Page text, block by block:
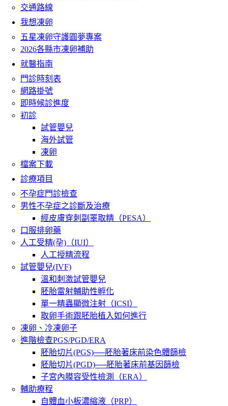
交通路線
我想凍卵
五星凍卵守護圓夢專案
2026各縣市凍卵補助
就醫指南
門診時刻表
網路掛號
即時候診進度
初診
試管嬰兒
海外試管
凍卵
檔案下載
診療項目
不孕症門診檢查
男性不孕症之診斷及治療
經皮膚穿刺副睪取精（PESA）
口服排卵藥
人工受精(孕)（IUI）
人工授精流程
試管嬰兒(IVF)
溫和刺激試管嬰兒
胚胎雷射輔助性孵化
單一精蟲顯微注射（ICSI）
取卵手術跟胚胎植入如何進行
凍卵、冷凍卵子
進階檢查PGS/PGD/ERA
胚胎切片(PGS)──胚胎著床前染色體篩檢
胚胎切片(PGD)──胚胎著床前基因篩檢
子宮內膜容受性檢測（ERA）
輔助療程
自體血小板濃縮液（PRP）